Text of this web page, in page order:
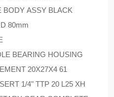
BODY ASSY BLACK
80mm
BEARING HOUSING
20X27X4 61
1/4" TTP 20 L25 XH